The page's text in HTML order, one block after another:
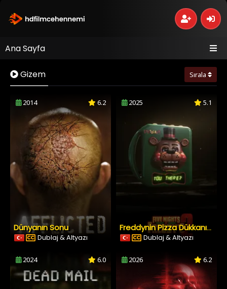
Ana Sayfa
Gizem Sırala
2014 6.2
Dünyanın Sonu
Dublaj & Altyazı
2025 5.1
Freddynin Pizza Dükkanında Beş Gece 2
Dublaj & Altyazı
2024 6.0 2026 6.2